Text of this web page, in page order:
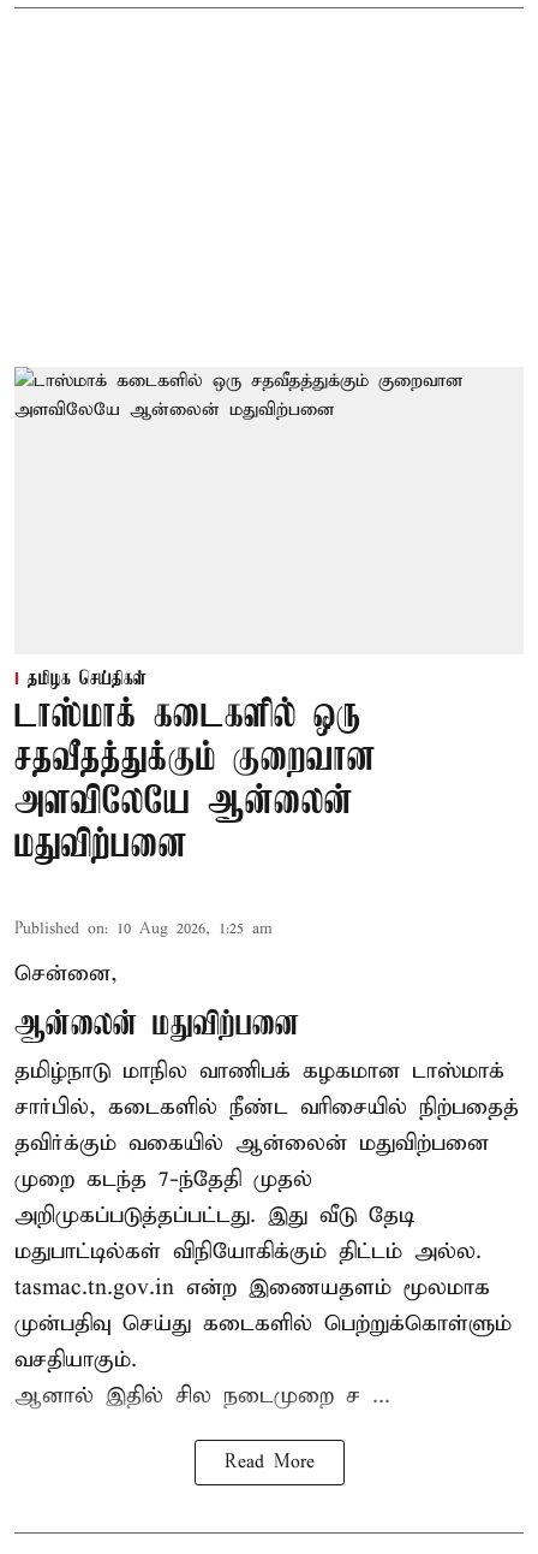
தமிழக செய்திகள்
டாஸ்மாக் கடைகளில் ஒரு
சதவீதத்துக்கும் குறைவான
அளவிலேயே ஆன்லைன்
மதுவிற்பனை
Published on: 10 Aug 2026, 1:25 am
சென்னை,
ஆன்லைன் மதுவிற்பனை
தமிழ்நாடு மாநில வாணிபக் கழகமான டாஸ்மாக்
சார்பில், கடைகளில் நீண்ட வரிசையில் நிற்பதைத்
தவிர்க்கும் வகையில் ஆன்லைன் மதுவிற்பனை
முறை கடந்த 7-ந்தேதி முதல்
அறிமுகப்படுத்தப்பட்டது. இது வீடு தேடி
மதுபாட்டில்கள் விநியோகிக்கும் திட்டம் அல்ல.
tasmac.tn.gov.in என்ற இணையதளம் மூலமாக
முன்பதிவு செய்து கடைகளில் பெற்றுக்கொள்ளும்
வசதியாகும்.
ஆனால் இதில் சில நடைமுறை ச ...
Read More